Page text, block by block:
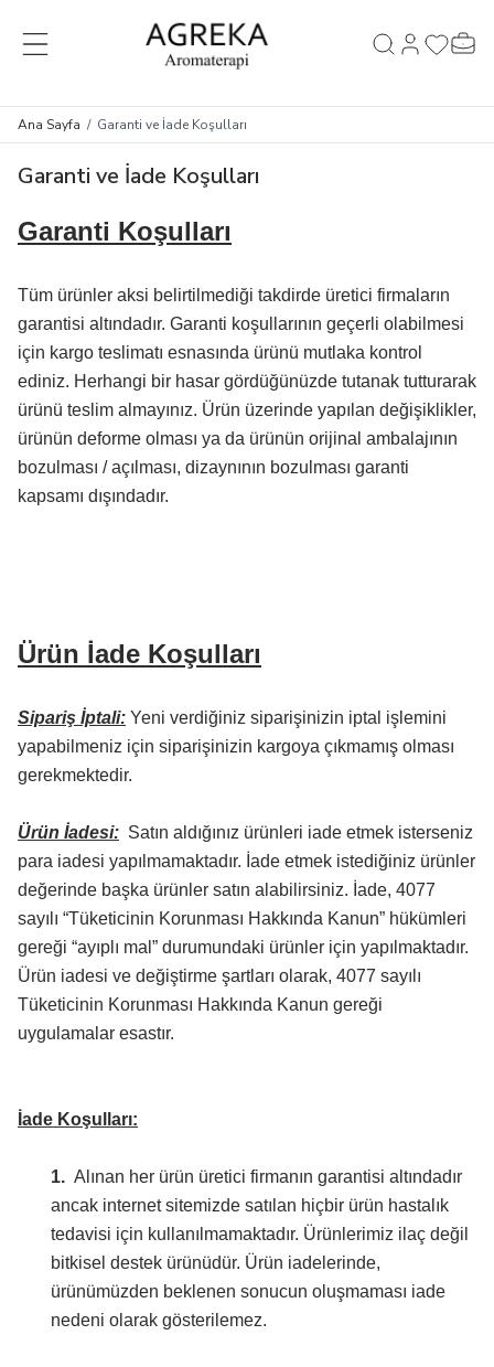
MENÜ Hesabım
Ana Sayfa / Garanti ve İade Koşulları
Garanti ve İade Koşulları
Garanti Koşulları
Tüm ürünler aksi belirtilmediği takdirde üretici firmaların
garantisi altındadır. Garanti koşullarının geçerli olabilmesi
için kargo teslimatı esnasında ürünü mutlaka kontrol
ediniz. Herhangi bir hasar gördüğünüzde tutanak tutturarak
ürünü teslim almayınız. Ürün üzerinde yapılan değişiklikler,
ürünün deforme olması ya da ürünün orijinal ambalajının
bozulması / açılması, dizaynının bozulması garanti
kapsamı dışındadır.
Ürün İade Koşulları
Sipariş İptali: Yeni verdiğiniz siparişinizin iptal işlemini
yapabilmeniz için siparişinizin kargoya çıkmamış olması
gerekmektedir.
Ürün İadesi: Satın aldığınız ürünleri iade etmek isterseniz
para iadesi yapılmamaktadır. İade etmek istediğiniz ürünler
değerinde başka ürünler satın alabilirsiniz. İade, 4077
sayılı “Tüketicinin Korunması Hakkında Kanun” hükümleri
gereği “ayıplı mal” durumundaki ürünler için yapılmaktadır.
Ürün iadesi ve değiştirme şartları olarak, 4077 sayılı
Tüketicinin Korunması Hakkında Kanun gereği
uygulamalar esastır.
İade Koşulları:
1. Alınan her ürün üretici firmanın garantisi altındadır
ancak internet sitemizde satılan hiçbir ürün hastalık
tedavisi için kullanılmamaktadır. Ürünlerimiz ilaç değil
bitkisel destek ürünüdür. Ürün iadelerinde,
ürünümüzden beklenen sonucun oluşmaması iade
nedeni olarak gösterilemez.